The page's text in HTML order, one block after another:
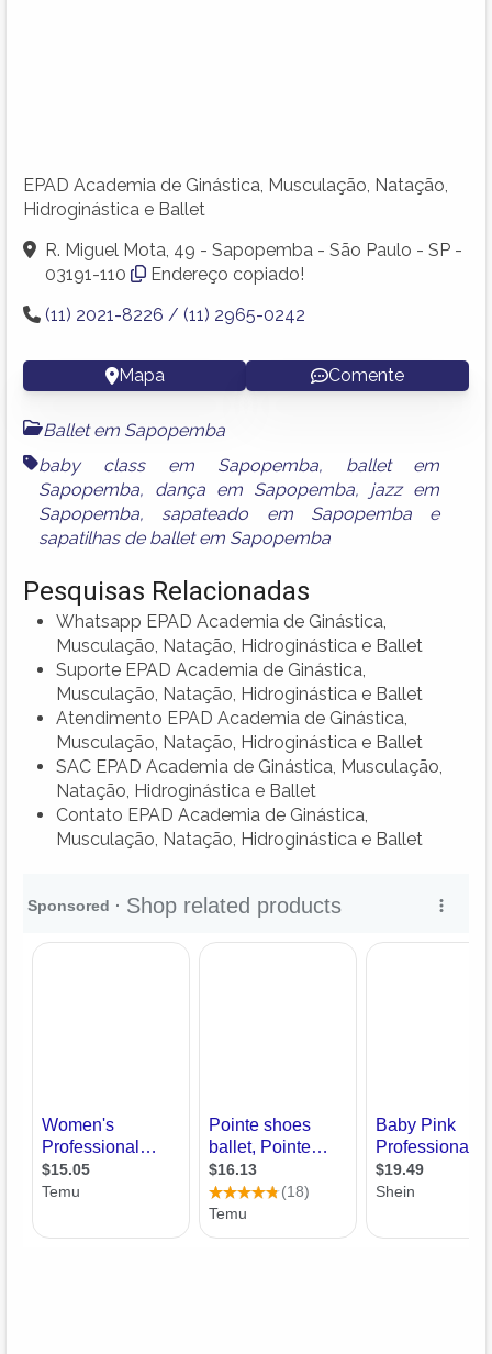
EPAD Academia de Ginástica, Musculação, Natação,
Hidroginástica e Ballet
R. Miguel Mota, 49 - Sapopemba - São Paulo - SP -
03191-110
Endereço copiado!
(11) 2021-8226 / (11) 2965-0242
Mapa Comente
Ballet em Sapopemba
baby class em Sapopemba, ballet em
Sapopemba, dança em Sapopemba, jazz em
Sapopemba, sapateado em Sapopemba e
sapatilhas de ballet em Sapopemba
Pesquisas Relacionadas
Whatsapp EPAD Academia de Ginástica,
Musculação, Natação, Hidroginástica e Ballet
Suporte EPAD Academia de Ginástica,
Musculação, Natação, Hidroginástica e Ballet
Atendimento EPAD Academia de Ginástica,
Musculação, Natação, Hidroginástica e Ballet
SAC EPAD Academia de Ginástica, Musculação,
Natação, Hidroginástica e Ballet
Contato EPAD Academia de Ginástica,
Musculação, Natação, Hidroginástica e Ballet